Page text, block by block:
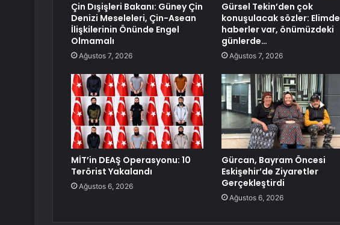
Çin Dışişleri Bakanı: Güney Çin
Denizi Meseleleri, Çin-Asean
İlişkilerinin Önünde Engel
Olmamalı
Ağustos 7, 2026
Gürsel Tekin’den çok
konuşulacak sözler: Elimde
haberler var, önümüzdeki
günlerde…
Ağustos 7, 2026
MİT’in DEAŞ Operasyonu: 10
Terörist Yakalandı
Ağustos 6, 2026
Gürcan, Bayram Öncesi
Eskişehir’de Ziyaretler
Gerçekleştirdi
Ağustos 6, 2026